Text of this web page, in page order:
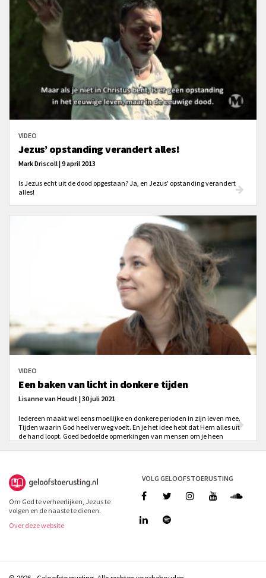
VIDEO
Jezus’ opstanding verandert alles!
Mark Driscoll | 9 april 2013
Is Jezus echt uit de dood opgestaan? Ja, en Jezus' opstanding verandert
alles!
VIDEO
Een baken van licht in donkere tijden
Lisanne van Houdt | 30 juli 2021
Iedereen maakt wel eens moeilijke en donkere perioden in zijn leven mee.
Tijden waarin God heel ver weg voelt. En je het idee hebt dat Hem alles uit
de hand loopt. Goed bedoelde opmerkingen van mensen om je heen
Om God te verheerlijken, Jezus te
volgen en de naaste te dienen.
Over deze website
VOLG GELOOFSTOERUSTING